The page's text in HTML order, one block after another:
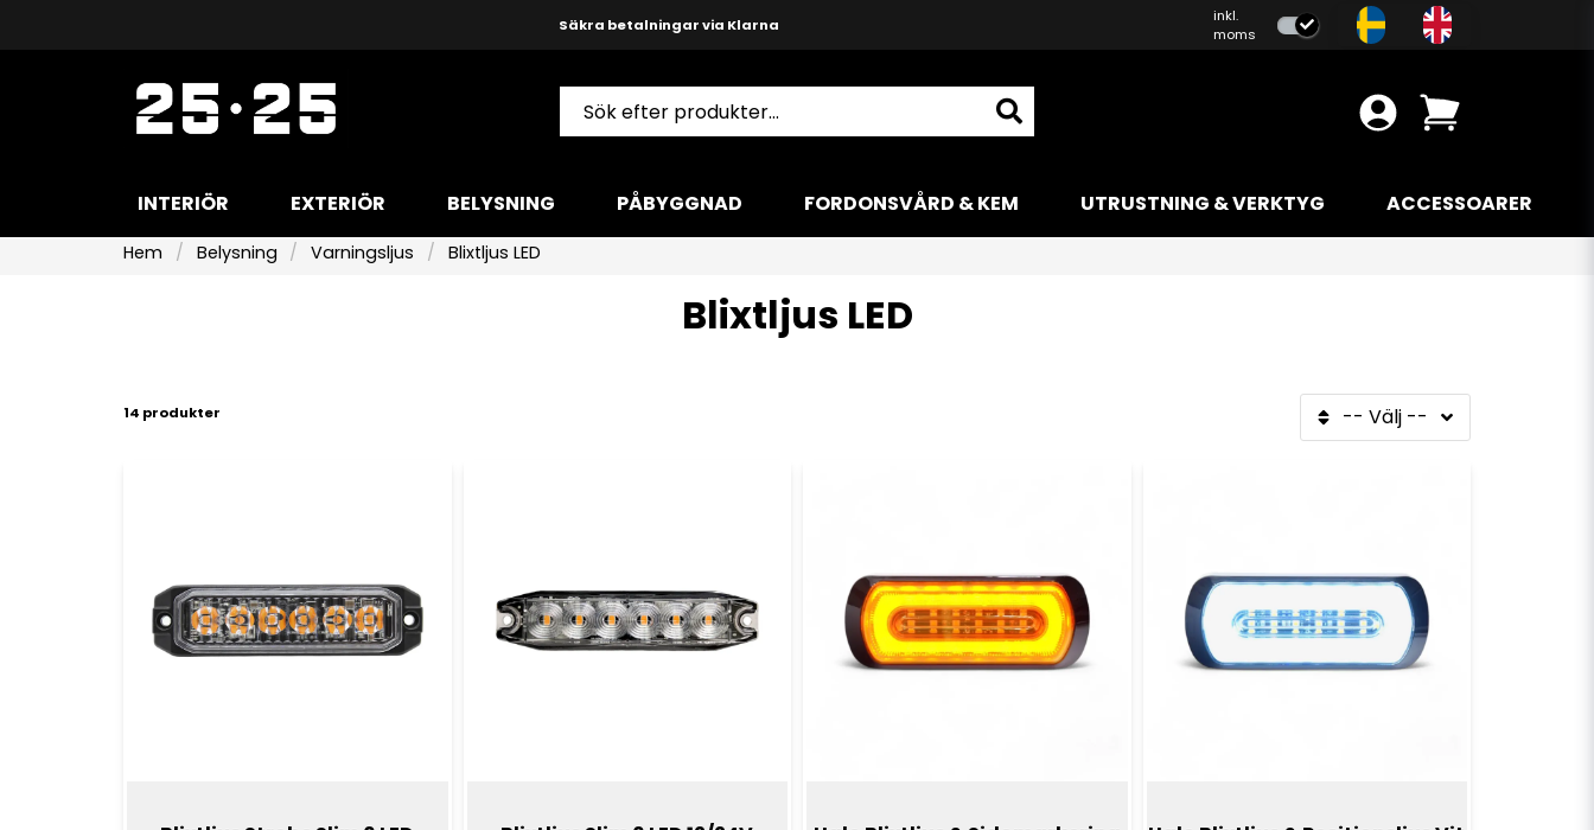
Säkra betalningar via Klarna
Produktkunnig och hjälpsam support
inkl.
moms
INTERIÖR EXTERIÖR BELYSNING PÅBYGGNAD FORDONSVÅRD & KEM UTRUSTNING & VERKTYG ACCESSOARER
Hem Belysning Varningsljus Blixtljus LED
Blixtljus LED
14 produkter -- Välj --